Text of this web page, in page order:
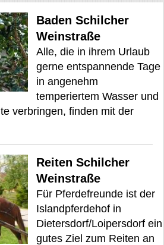
Baden Schilcher
Weinstraße
Alle, die in ihrem Urlaub
gerne entspannende Tage
in angenehm
temperiertem Wasser und
verbringen, finden mit der
Reiten Schilcher
Weinstraße
Für Pferdefreunde ist der
Islandpferdehof in
Dietersdorf/Loipersdorf ein
gutes Ziel zum Reiten an